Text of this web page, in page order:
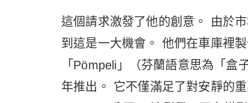
這個請求激發了他的創意。 由於
到這是一大機會。 他們在車庫裡
「Pömpeli」（芬蘭語意思為「
年推出。 它不僅滿足了對安靜的